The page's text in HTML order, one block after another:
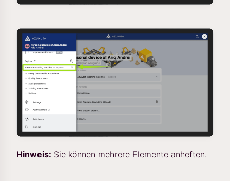
Hinweis: Sie können mehrere Elemente anheften.